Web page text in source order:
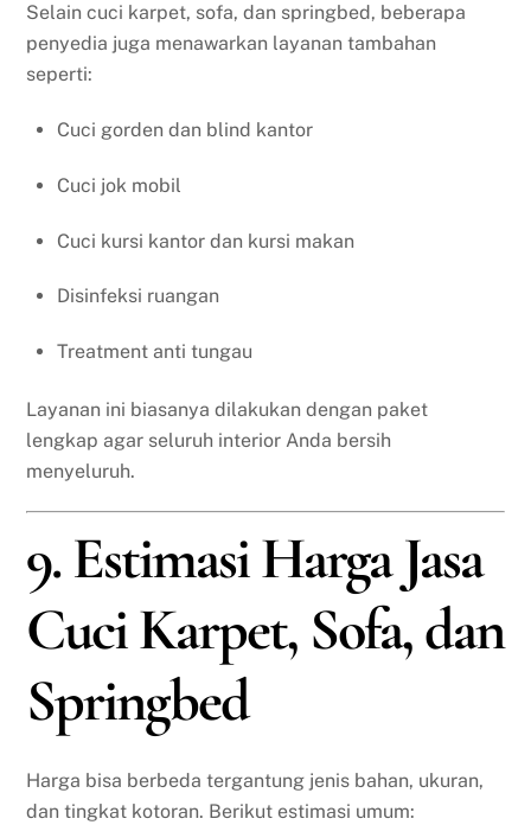
Selain cuci karpet, sofa, dan springbed, beberapa
penyedia juga menawarkan layanan tambahan
seperti:
Cuci gorden dan blind kantor
Cuci jok mobil
Cuci kursi kantor dan kursi makan
Disinfeksi ruangan
Treatment anti tungau
Layanan ini biasanya dilakukan dengan paket
lengkap agar seluruh interior Anda bersih
menyeluruh.
9. Estimasi Harga Jasa
Cuci Karpet, Sofa, dan
Springbed
Harga bisa berbeda tergantung jenis bahan, ukuran,
dan tingkat kotoran. Berikut estimasi umum: